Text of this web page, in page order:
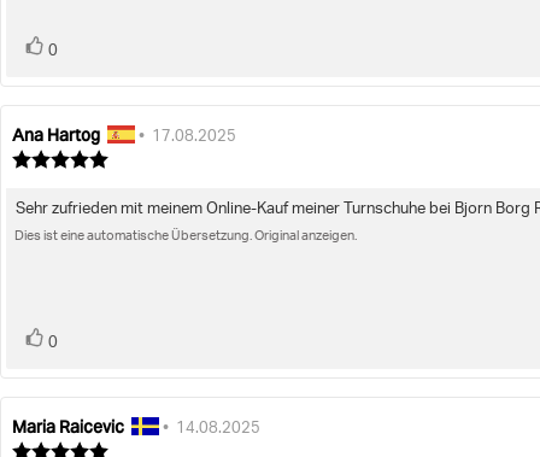
Stimme
0
Autor
der
Ana Hartog • Bewertungsdatum:
17.08.2025
5
Sternen
Rezensionstext:
Sehr zufrieden mit meinem Online-Kauf meiner Turnschuhe bei Bjorn
Dies ist eine automatische Übersetzung. Original anzeigen.
Stimme
0
Autor
der
Maria Raicevic • Bewertungsdatum:
14.08.2025